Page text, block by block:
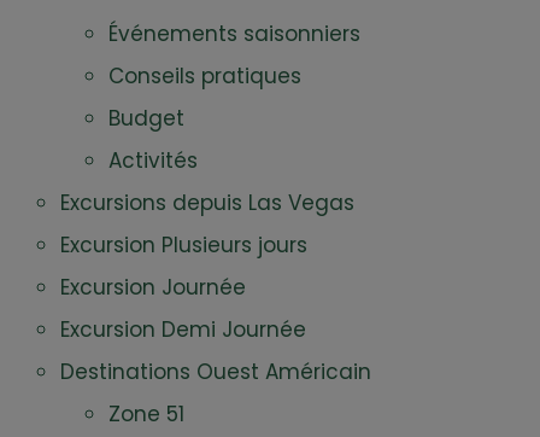
Événements saisonniers
Conseils pratiques
Budget
Activités
Excursions depuis Las Vegas
Excursion Plusieurs jours
Excursion Journée
Excursion Demi Journée
Destinations Ouest Américain
Zone 51